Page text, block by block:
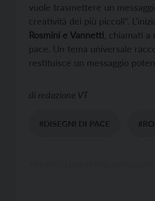
vuole trasmettere un
creatività dei più piccoli”.
Rosmini e Vannetti , chiamati
pace. Un tema universale
restituisce un messaggio
di redazione VT
#DISEGNI DI PACE